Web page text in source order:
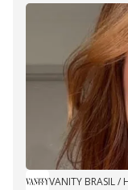
VANITY BRASIL/